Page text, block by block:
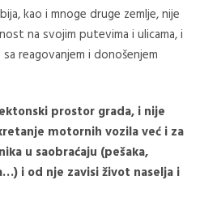
kao i mnoge druge zemlje, nije
na svojim putevima i ulicama, i
reagovanjem i donošenjem
prostor grada, i nije
motornih vozila već i za
u saobraćaju (pešaka,
i od nje zavisi život naselja i